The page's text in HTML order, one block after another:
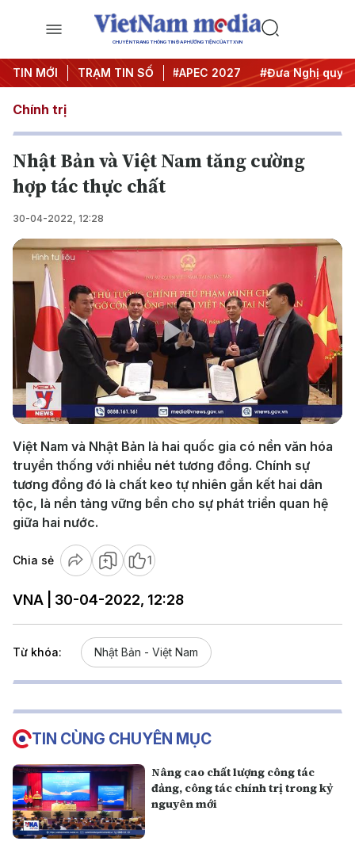
CHUYÊN TRANG THÔNG TIN ĐA PHƯƠNG TIỆN CỦA TTXVN
TIN MỚI TRẠM TIN SỐ
#Hội nghị Trung ương 3 #APEC 2027 #Đưa Nghị quyết
Chính trị
Nhật Bản và Việt Nam tăng cường
hợp tác thực chất
30-04-2022, 12:28
Play
Video
Việt Nam và Nhật Bản là hai quốc gia có nền văn hóa
truyền thống với nhiều nét tương đồng. Chính sự
tương đồng đó là chất keo tự nhiên gắn kết hai dân
tộc, là nền tảng vững bền cho sự phát triển quan hệ
giữa hai nước.
Chia sẻ 1
VNA | 30-04-2022, 12:28
Từ khóa: Nhật Bản - Việt Nam
TIN CÙNG CHUYÊN MỤC
Nâng cao chất lượng công tác
đảng, công tác chính trị trong kỷ
nguyên mới